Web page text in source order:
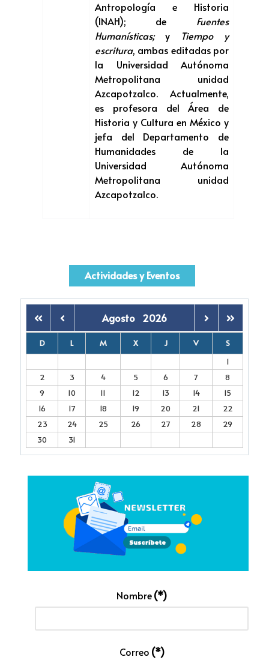
Antropología e Historia
(INAH); de Fuentes
Humanísticas; y
Tiempo y
escritura, ambas editadas por
la Universidad Autónoma
Metropolitana unidad
Azcapotzalco. Actualmente,
es profesora del Área de
Historia y Cultura en México y
jefa del Departamento de
Humanidades de la
Universidad Autónoma
Metropolitana unidad
Azcapotzalco.
Actividades y Eventos
Agosto 2026
D L M X J V
S
1
2
3 4 5 6 7
8
9
10 11 12 13 14
15
16
17 18 19 20 21
22
23
24 25 26 27 28
29
30
31
Nombre(*)
Correo (*)